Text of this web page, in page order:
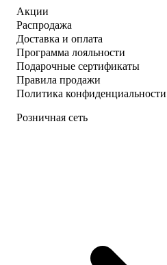
Акции
Распродажа
Доставка и оплата
Программа лояльности
Подарочные сертификаты
Правила продажи
Политика конфиденциальности
Розничная сеть